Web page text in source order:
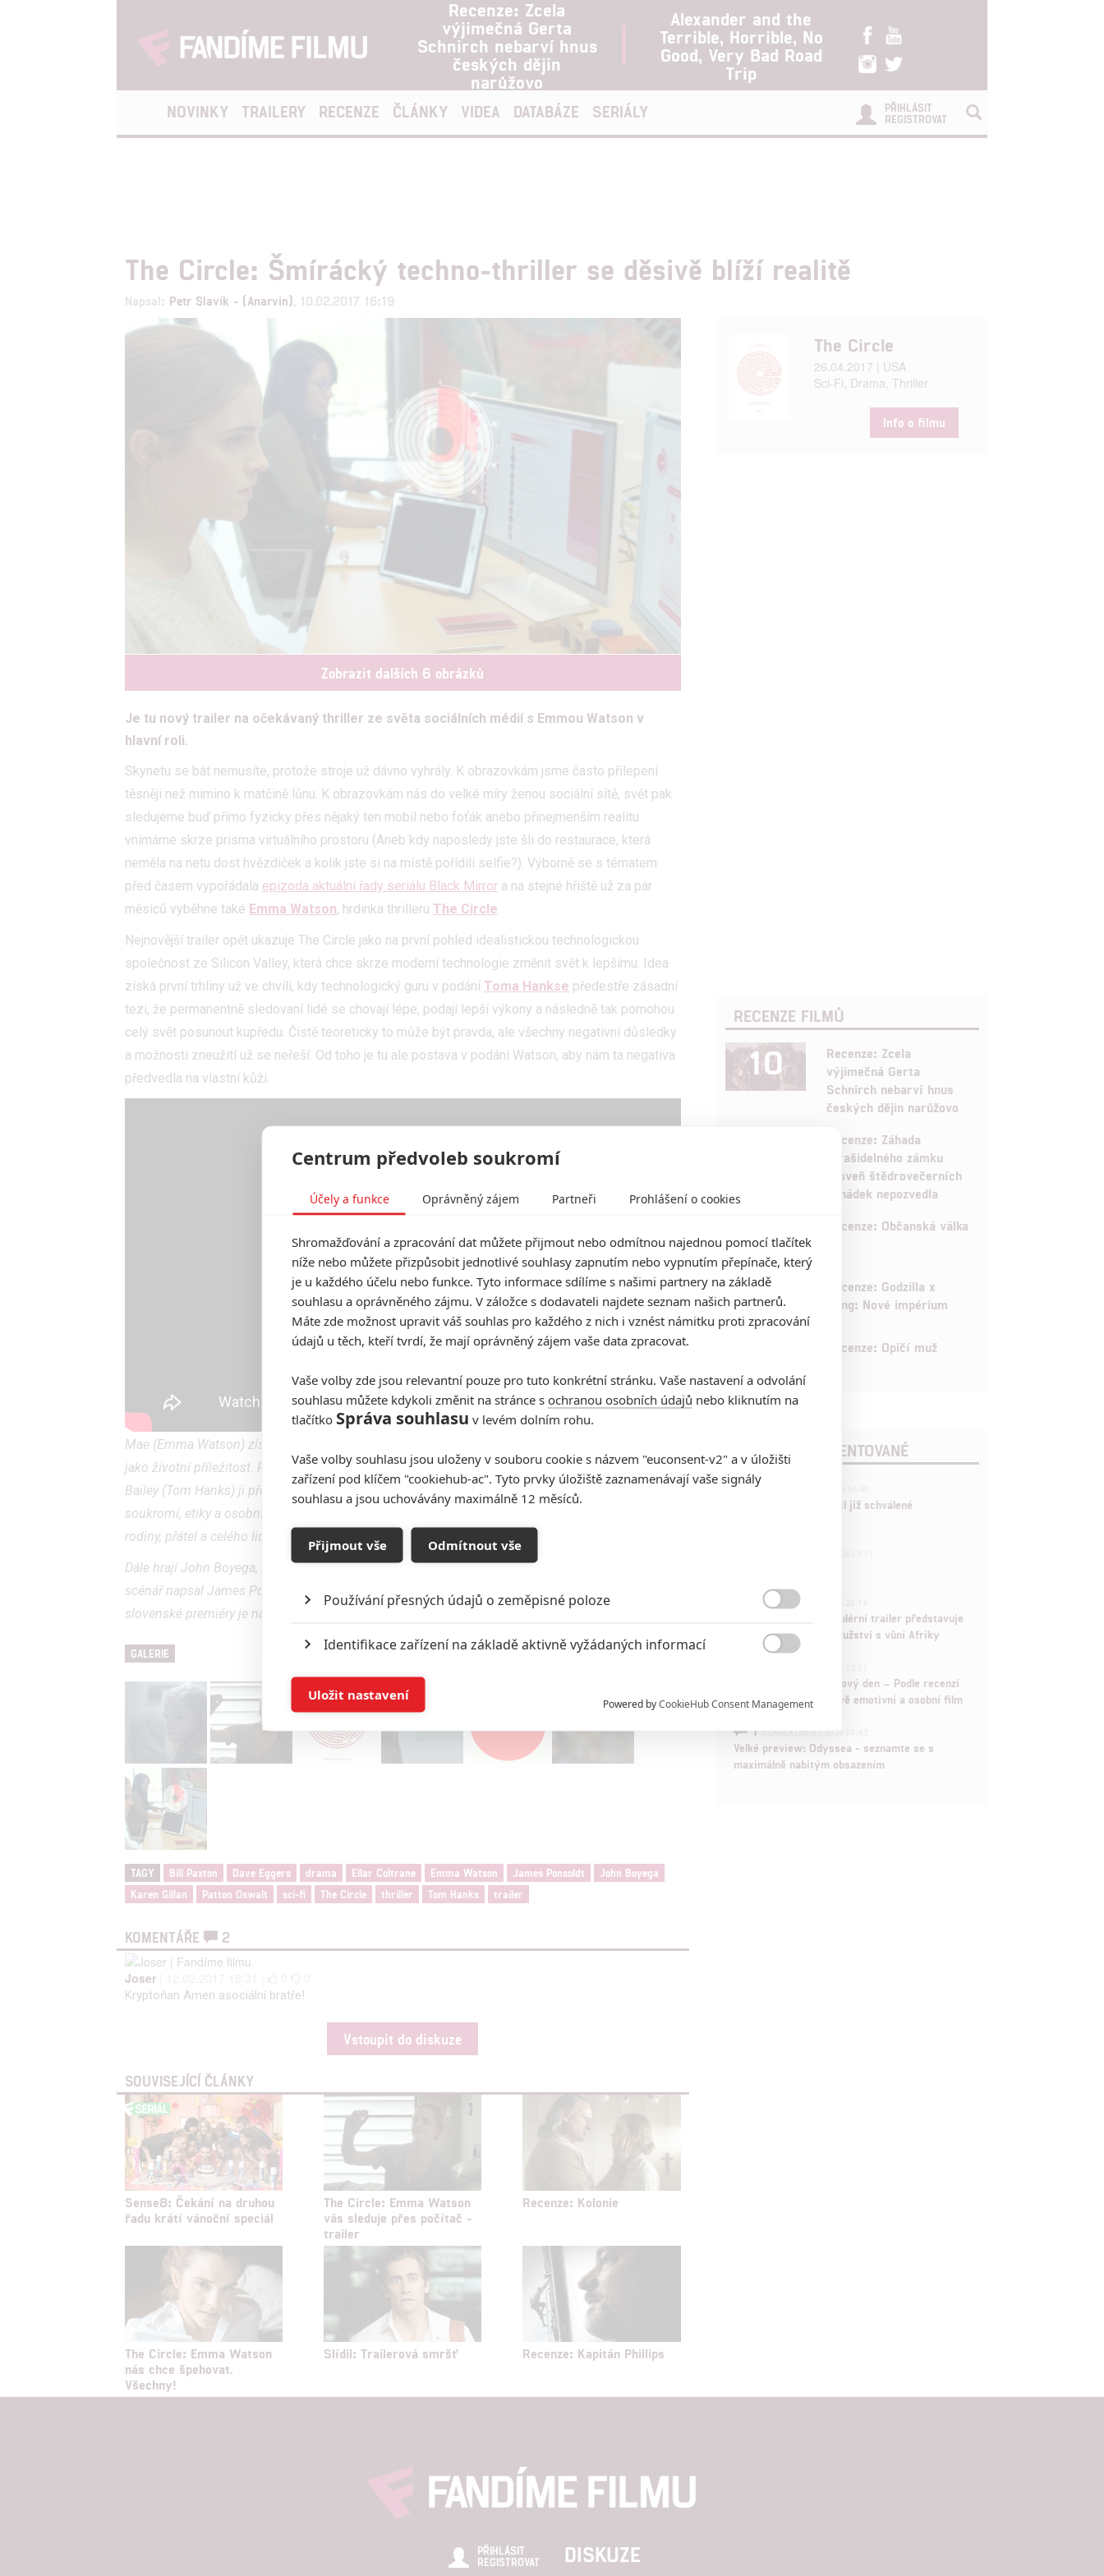
Recenze: Zcela
výjimečná Gerta
Schnirch nebarví hnus
českých dějin
narůžovo
Alexander and the
Terrible, Horrible, No
Good, Very Bad Road
Trip
NOVINKY TRAILERY RECENZE ČLÁNKY VIDEA DATABÁZE SERIÁLY
PŘIHLÁSIT
REGISTROVAT
The Circle: Šmírácký techno-thriller se děsivě blíží realitě
Napsal: Petr Slavík - (Anarvin) , 10.02.2017 16:19
Zobrazit dalších 6 obrázků
Je tu nový trailer na očekávaný thriller ze světa sociálních médií s Emmou Watson v
hlavní roli.
Skynetu se bát nemusíte, protože stroje už dávno vyhrály. K obrazovkám jsme často přilepení
těsněji než mimino k matčině lůnu. K obrazovkám nás do velké míry ženou sociální sítě, svět pak
sledujeme buď přímo fyzicky přes nějaký ten mobil nebo foťák anebo přinejmenším realitu
vnímáme skrze prisma virtuálního prostoru (Aneb kdy naposledy jste šli do restaurace, která
neměla na netu dost hvězdiček a kolik jste si na místě pořídili selfie?). Výborně se s tématem
před časem vypořádala epizoda aktuální řady seriálu Black Mirror a na stejné hřiště už za pár
měsíců vyběhne také Emma Watson, hrdinka thrilleru The Circle.
Nejnovější trailer opět ukazuje The Circle jako na první pohled idealistickou technologickou
společnost ze Silicon Valley, která chce skrze moderní technologie změnit svět k lepšímu. Idea
získá první trhliny už ve chvíli, kdy technologický guru v podání Toma Hankse předestře zásadní
tezi, že permanentně sledovaní lidé se chovají lépe, podají lepší výkony a následně tak pomohou
celý svět posunout kupředu. Čistě teoreticky to může být pravda, ale všechny negativní důsledky
a možnosti zneužití už se neřeší. Od toho je tu ale postava v podání Watson, aby nám ta negativa
předvedla na vlastní kůži.
The Circle (Kruh) je napínavý moderní thriller, který se odehrává v blízké budoucnosti. Hrdinka
Mae (Emma Watson) získá místo v jedničce ve světě technologií a sociálních sítích a vnímá to
jako životní příležitost. Rychle stoupá po firemním žebříčku a zakladatel společnosti Eamon
Bailey (Tom Hanks) ji přesvědčí, aby se zúčastnila zlomového experimentu, který posouvá hranice
soukromí, etiky a osobní svobody. Účast v experimentu začne ovlivňovat životy a budoucnost její
rodiny, přátel a celého lidstva.
Dále hrají John Boyega, Karen Gillan, Patton Oswalt, Bill Paxton a Ellar Coltrane. Režíroval a
scénář napsal James Ponsoldt, který vycházel z povídky od Davea Eggerse. Datum české i
slovenské premiéry je naplánované na 27. 4. 2017
GALERIE
TAGY Bill Paxton Dave Eggers drama Ellar Coltrane Emma Watson James Ponsoldt
John Boyega
Karen Gillan
Patton Oswalt sci-fi The Circle thriller Tom Hanks trailer
KOMENTÁŘE 2
Joser
Kryptoňan Amen asociální bratře!
Vstoupit do diskuze
SOUVISEJÍCÍ ČLÁNKY
Sense8: Čekání na druhou
řadu krátí vánoční speciál
The Circle: Emma Watson
vás sleduje přes počítač -
trailer
Recenze: Kolonie
The Circle: Emma Watson
nás chce špehovat.
Všechny!
Slídil: Trailerová smršť Recenze: Kapitán Phillips
The Circle
26.04.2017 | USA
Sci-Fi, Drama, Thriller
Info o filmu
RECENZE FILMŮ
10
Recenze: Zcela
výjimečná Gerta
Schnirch nebarví hnus
českých dějin narůžovo
Recenze: Záhada
strašidelného zámku
úroveň štědrovečerních
pohádek nepozvedla
8 Recenze: Občanská válka
6
Recenze: Godzilla x
Kong: Nové impérium
Recenze: Opičí muž
POSLEDNÍ KOMENTOVANÉ
3
Marvel nečekaně zrušil již schválené
ČLÁNEK | 30.07.2026 20:14
Děti krve a kostí: Regulérní trailer představuje
akční fantasy dobrodružství s vůní Afriky
Spider-Man: Zbrusu nový den – Podle recenzí
máme čekat překvapivě emotivní a osobní film
1 ČLÁNEK | 30.07.2026 03:42
Velké preview: Odyssea - seznamte se s
maximálně nabitým obsazením
PŘIHLÁSIT
REGISTROVAT
DISKUZE
Centrum předvoleb soukromí
Účely a funkce Oprávněný zájem Partneři Prohlášení o cookies
Shromažďování a zpracování dat můžete přijmout nebo odmítnou najednou pomocí tlačítek
níže nebo můžete přizpůsobit jednotlivé souhlasy zapnutím nebo vypnutím přepínače, který
je u každého účelu nebo funkce. Tyto informace sdílíme s našimi partnery na základě
souhlasu a oprávněného zájmu. V záložce s dodavateli najdete seznam našich partnerů.
Máte zde možnost upravit váš souhlas pro každého z nich i vznést námitku proti zpracování
údajů u těch, kteří tvrdí, že mají oprávněný zájem vaše data zpracovat.
Vaše volby zde jsou relevantní pouze pro tuto konkrétní stránku. Vaše nastavení a odvolání
souhlasu můžete kdykoli změnit na stránce s ochranou osobních údajů nebo kliknutím na
tlačítko Správa souhlasu v levém dolním rohu.
Vaše volby souhlasu jsou uloženy v souboru cookie s názvem "euconsent-v2" a v úložišti
zařízení pod klíčem "cookiehub-ac". Tyto prvky úložiště zaznamenávají vaše signály
souhlasu a jsou uchovávány maximálně 12 měsíců.
Přijmout vše Odmítnout vše
Používání přesných údajů o zeměpisné poloze
Identifikace zařízení na základě aktivně vyžádaných informací
Ukládání a/nebo přístup k informacím v zařízení

Reklama založená na omezených údajích a měření reklamy

možnost: Zajištění bezpečnosti, předcházení a zjišťování podvodů a odstraňování chyb,
Poskytování a zobrazování reklamy a obsahu
Powered byCookieHub Consent Management
Uložit nastavení